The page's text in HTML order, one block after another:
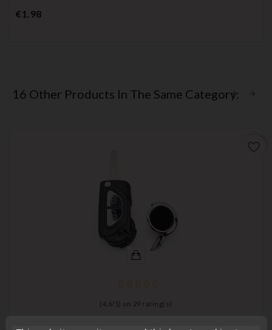
€1.98Price
16 Other Products In The Same Category:
( 4,6/ 5) on 29 rating(s)